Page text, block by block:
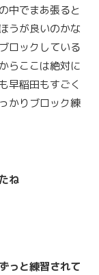
中でまあ張ると
うが良いのかな
ロックしている
らここは絶対に
早稲田もすごく
かりブロック練
ね
っと練習されて